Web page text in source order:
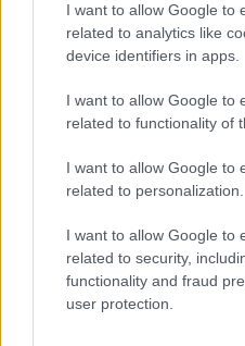
I want to allow Google to
related to analytics like
device identifiers in apps.
I want to allow Google to
related to functionality of
I want to allow Google to
related to personalization.
I want to allow Google to
related to security,
functionality and fraud
user protection.
Mappa
Frasi
Indice
Aforismi .meglio.it è
aforismi e citazioni più
database) • ©2005-2025